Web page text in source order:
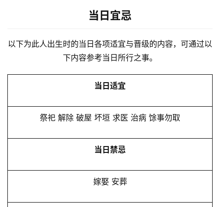
当日宜忌
以下为此人出生时的当日各项适宜与晋级的内容，可通过以
下内容参考当日所行之事。
当日适宜
祭祀 解除 破屋 坏垣 求医 治病 馀事勿取
当日禁忌
嫁娶 安葬